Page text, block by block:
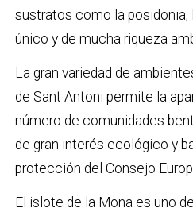
sustratos como la
único y de mucha riqueza
La gran variedad de
de Sant Antoni permite la
número de comunidades
de gran interés ecológico y
protección del Consejo
El islote de la Mona es uno